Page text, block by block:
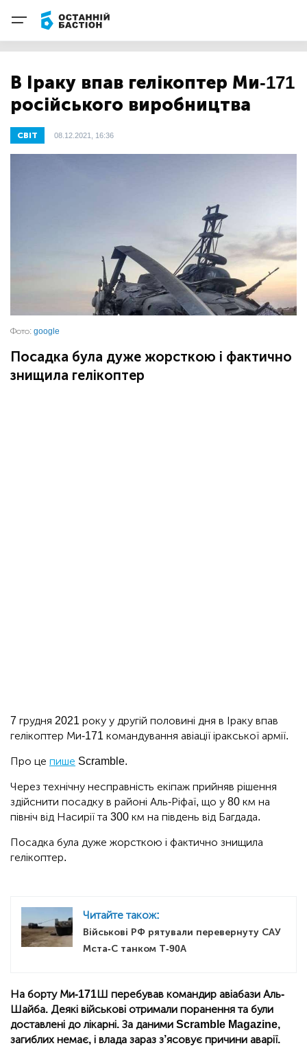
В Іраку впав гелікоптер Ми-171
російського виробництва
СВІТ 08.12.2021, 16:36
Фото: google
Посадка була дуже жорсткою і фактично
знищила гелікоптер
7 грудня 2021 року у другій половині дня в Іраку впав
гелікоптер Ми-171 командування авіації іракської армії.
Про це пише Scramble.
Через технічну несправність екіпаж прийняв рішення
здійснити посадку в районі Аль-Ріфаї, що у 80 км на
північ від Насирії та 300 км на південь від Багдада.
Посадка була дуже жорсткою і фактично знищила
гелікоптер.
Читайте також:
Військові РФ рятували перевернуту САУ
Мста-С танком Т-90А
На борту Ми-171Ш перебував командир авіабази Аль-
Шайба. Деякі військові отримали поранення та були
доставлені до лікарні. За даними Scramble Magazine,
загиблих немає, і влада зараз з’ясовує причини аварії.